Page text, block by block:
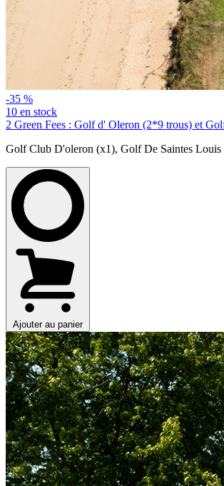
-35 %
10 en stock
2 Green Fees : Golf d' Oleron (2*9 trous) et
Golf Club D'oleron (x1), Golf De Saintes
Ajouter au panier